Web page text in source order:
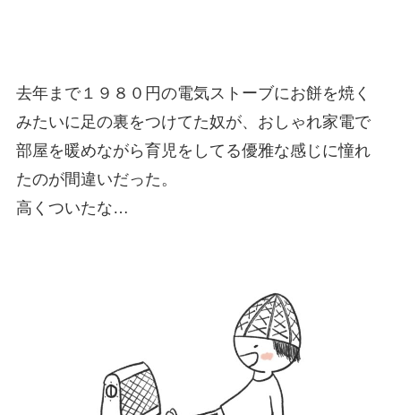
去年まで１９８０円の電気ストーブにお餅を焼く
みたいに足の裏をつけてた奴が、おしゃれ家電で
部屋を暖めながら育児をしてる優雅な感じに憧れ
たのが間違いだった。
高くついたな…